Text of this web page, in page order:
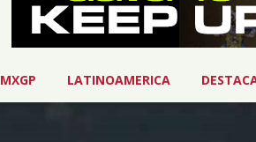
MXGP LATINOAMERICA